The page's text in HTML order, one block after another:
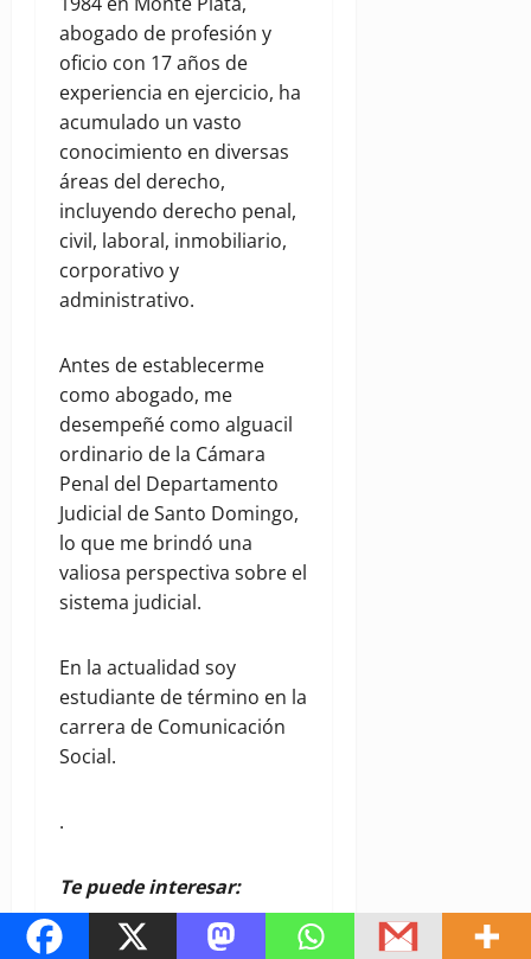
abogado de profesión y
oficio con 17 años de
experiencia en ejercicio, ha
acumulado un vasto
conocimiento en diversas
áreas del derecho,
incluyendo derecho penal,
civil, laboral, inmobiliario,
corporativo y
administrativo.
Antes de establecerme
como abogado, me
desempeñé como alguacil
ordinario de la Cámara
Penal del Departamento
Judicial de Santo Domingo,
lo que me brindó una
valiosa perspectiva sobre el
sistema judicial.
En la actualidad soy
estudiante de término en la
carrera de Comunicación
Social.
.
Te puede interesar: